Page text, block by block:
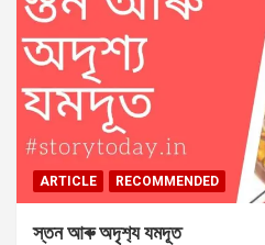
ARTICLE RECOMMENDED
স্তন আৰু অদৃশ‍্য যমদূত